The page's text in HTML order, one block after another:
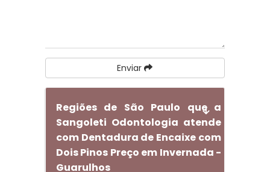
Enviar
Regiões de São Paulo que a
Sangoleti Odontologia atende
com Dentadura de Encaixe com
Dois Pinos Preço em Invernada -
Guarulhos